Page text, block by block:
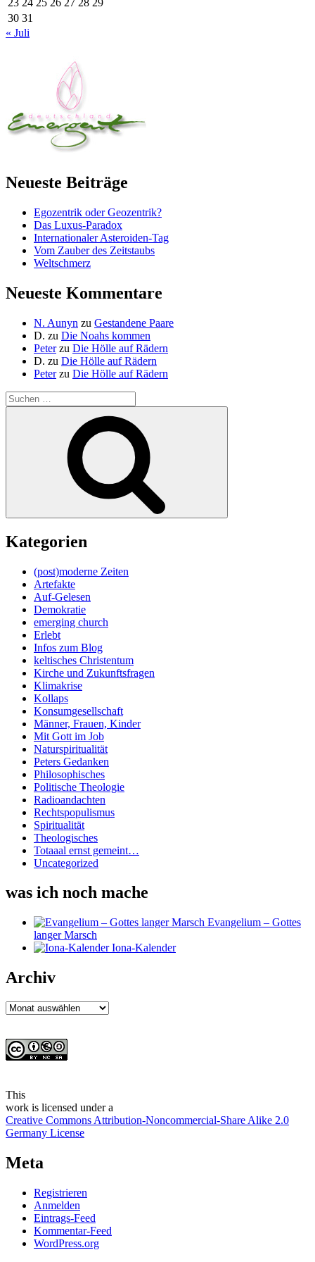
23 24 25 26 27 28 29
30 31
« Juli
Neueste Beiträge
Egozentrik oder Geozentrik?
Das Luxus-Paradox
Internationaler Asteroiden-Tag
Vom Zauber des Zeitstaubs
Weltschmerz
Neueste Kommentare
N. Aunyn zu Gestandene Paare
D. zu Die Noahs kommen
Peterzu Die Hölle auf Rädern
D. zu Die Hölle auf Rädern
Peterzu Die Hölle auf Rädern
Suche
nach:
Kategorien
(post)moderne Zeiten
Artefakte
Auf-Gelesen
Demokratie
emerging church
Erlebt
Infos zum Blog
keltisches Christentum
Kirche und Zukunftsfragen
Klimakrise
Kollaps
Konsumgesellschaft
Männer, Frauen, Kinder
Mit Gott im Job
Naturspiritualität
Peters Gedanken
Philosophisches
Politische Theologie
Radioandachten
Rechtspopulismus
Spiritualität
Theologisches
Totaaal ernst gemeint…
Uncategorized
was ich noch mache
Evangelium – Gottes
langer Marsch
Iona-Kalender
Archiv
Archiv
This
work is licensed under a
Creative Commons Attribution-Noncommercial-Share Alike 2.0
Germany License
Meta
Registrieren
Anmelden
Eintrags-Feed
Kommentar-Feed
WordPress.org